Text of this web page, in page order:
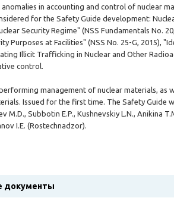
in accounting and control of nuclear
for the Safety Guide development:
Security Regime" (NSS Fundamentals No.
Purposes at Facilities" (NSS No. 25-G, 2015),
Illicit Trafficking in Nuclear and Other
control.
management of nuclear materials, as
Issued for the first time. The Safety Guide
Subbotin E.P., Kushnevskiy L.N., Anikina
I.E. (Rostechnadzor).
документы